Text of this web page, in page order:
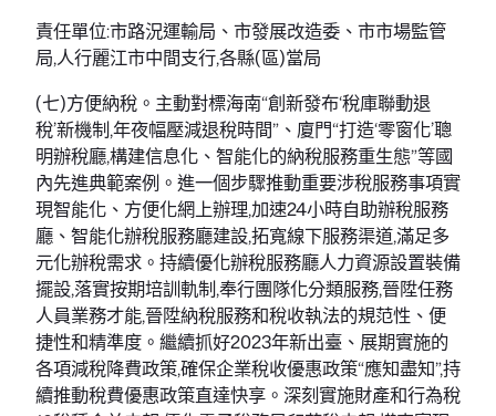
責任單位:市路況運輸局、市發展改造委、市市場監管
局,人行麗江市中間支行,各縣(區)當局
(七)方便納稅。主動對標海南“創新發布‘稅庫聯動退
稅’新機制,年夜幅壓減退稅時間”、廈門“打造‘零窗化’聰
明辦稅廳,構建信息化、智能化的納稅服務重生態”等國
內先進典範案例。進一個步驟推動重要涉稅服務事項實
現智能化、方便化網上辦理,加速24小時自助辦稅服務
廳、智能化辦稅服務廳建設,拓寬線下服務渠道,滿足多
元化辦稅需求。持續優化辦稅服務廳人力資源設置裝備
擺設,落實按期培訓軌制,奉行團隊化分類服務,晉陞任務
人員業務才能,晉陞納稅服務和稅收執法的規范性、便
捷性和精準度。繼續抓好2023年新出臺、展期實施的
各項減稅降費政策,確保企業稅收優惠政策“應知盡知”,持
續推動稅費優惠政策直達快享。深刻實施財產和行為稅